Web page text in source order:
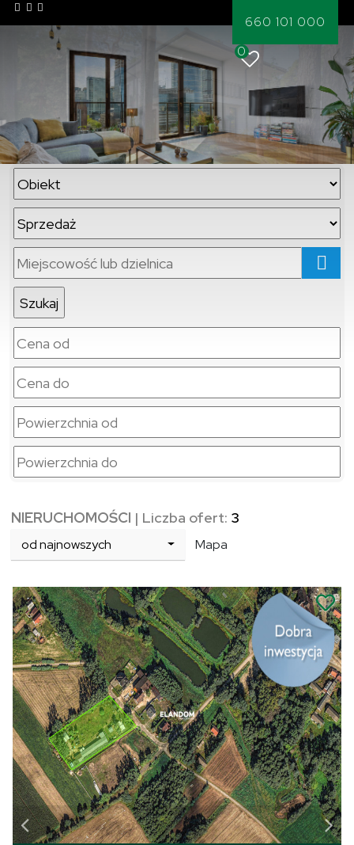
660 101 000
0
NIERUCHOMOŚCI | Liczba ofert: 3
od najnowszych Mapa